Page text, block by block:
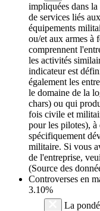
impliquées dans
de services liés
équipements
ou/et aux armes à
comprennent
les activités
indicateur est
également les
le domaine de la
chars) ou qui
fois civile et
pour les pilotes), à
spécifiquement
militaire. Si vous
de l'entreprise,
(Source des
Controverses en
3.10%
La